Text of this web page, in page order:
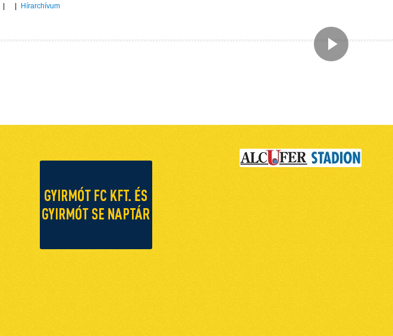
Hírarchívum